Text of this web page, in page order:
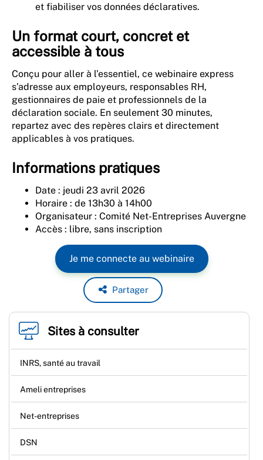
et fiabiliser vos données déclaratives.
Un format court, concret et
accessible à tous
Conçu pour aller à l’essentiel, ce webinaire express
s’adresse aux employeurs, responsables RH,
gestionnaires de paie et professionnels de la
déclaration sociale. En seulement 30 minutes,
repartez avec des repères clairs et directement
applicables à vos pratiques.
Informations pratiques
Date : jeudi 23 avril 2026
Horaire : de 13h30 à 14h00
Organisateur : Comité Net-Entreprises Auvergne
Accès : libre, sans inscription
Je me connecte au webinaire
Partager
Sites à consulter
INRS, santé au travail
Ameli entreprises
Net-entreprises
DSN